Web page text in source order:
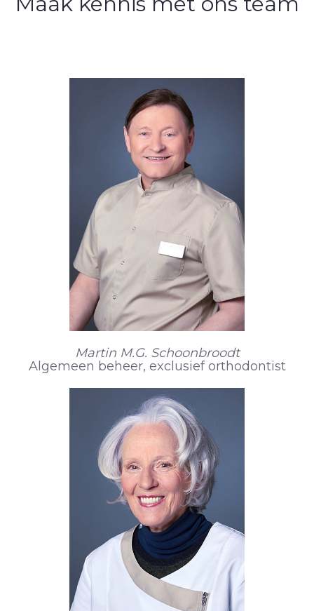
Martin M.G. Schoonbroodt
Algemeen beheer, exclusief orthodontist